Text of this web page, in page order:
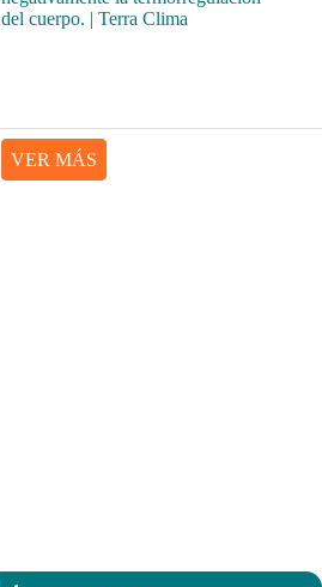
del cuerpo. | Terra Clima
VER MÁS